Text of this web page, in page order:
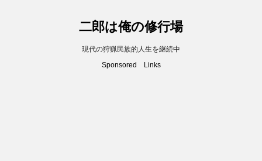
二郎は俺の修行場
現代の狩猟民族的人生を継続中
Sponsored Links